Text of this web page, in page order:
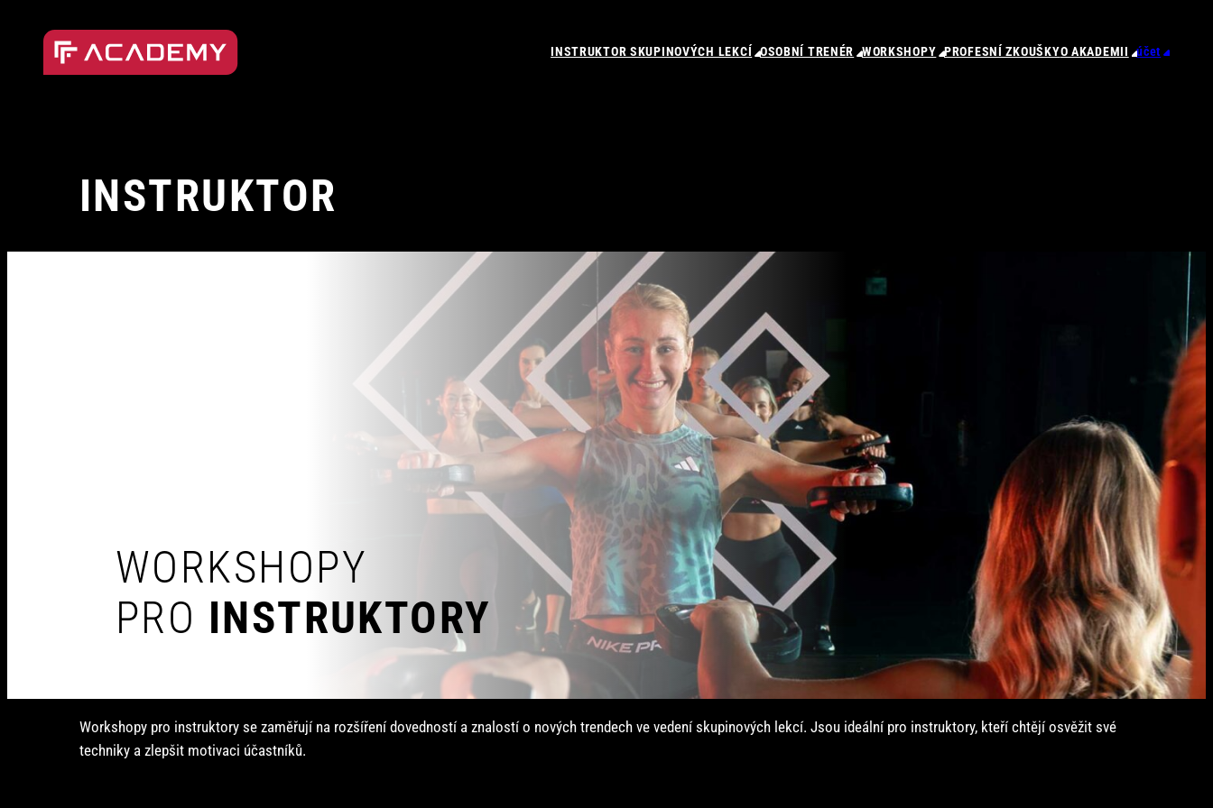
INSTRUKTOR SKUPINOVÝCH LEKCÍ OSOBNÍ TRENÉR WORKSHOPY PROFESNÍ ZKOUŠKYO AKADEMII účet
INSTRUKTOR
WORKSHOPY
PRO INSTRUKTORY
Workshopy pro instruktory se zaměřují na rozšíření dovedností a znalostí o nových trendech ve vedení skupinových lekcí. Jsou ideální pro instruktory, kteří chtějí osvěžit své
techniky a zlepšit motivaci účastníků.